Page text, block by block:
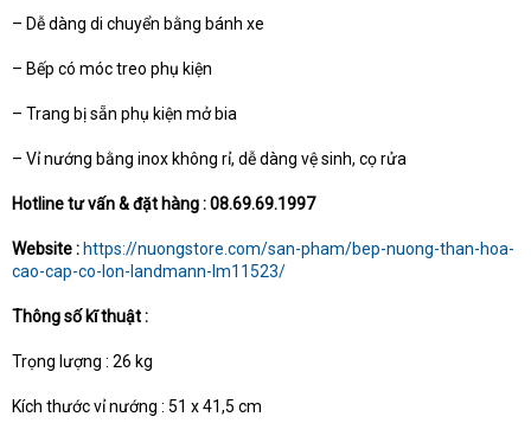
– Dễ dàng di chuyển bằng bánh xe
– Bếp có móc treo phụ kiện
– Trang bị sẵn phụ kiện mở bia
– Vỉ nướng bằng inox không rỉ, dễ dàng vệ sinh, cọ rửa
Hotline tư vấn & đặt hàng : 08.69.69.1997
Website : https://nuongstore.com/san-pham/bep-nuong-than-hoa-
cao-cap-co-lon-landmann-lm11523/
Thông số kĩ thuật :
Trọng lượng : 26 kg
Kích thước vỉ nướng : 51 x 41,5 cm